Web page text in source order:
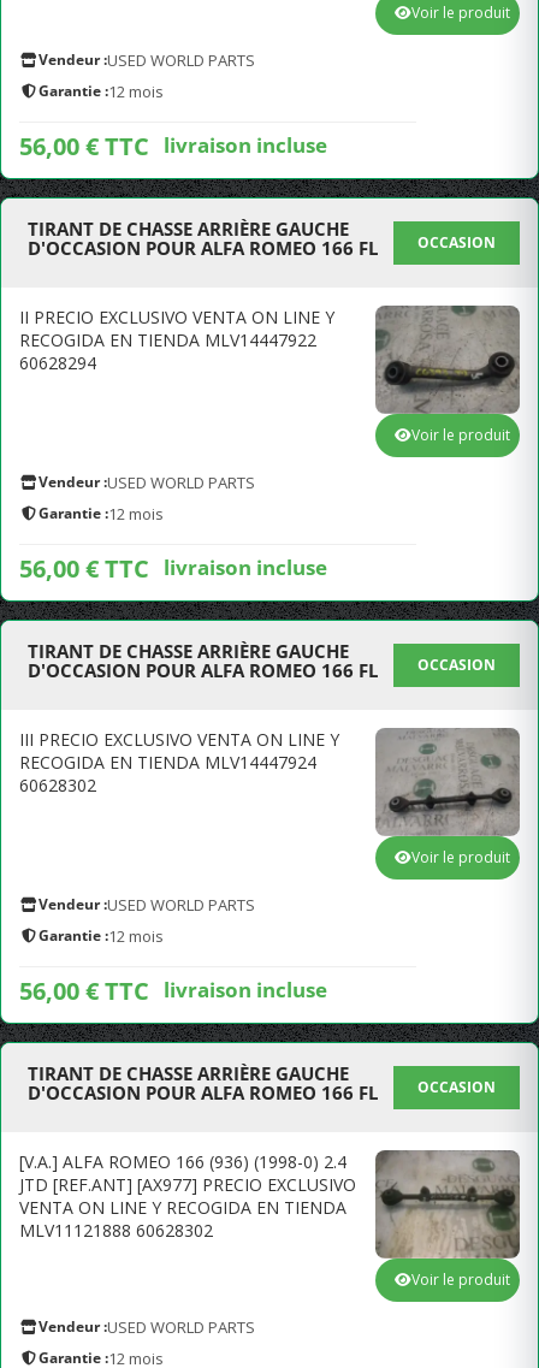
Vendeur :USED WORLD PARTS
Garantie :12 mois
56,00 € TTC livraison incluse
Voir le produit
TIRANT DE CHASSE ARRIÈRE GAUCHE
D'OCCASION POUR ALFA ROMEO 166 FL
OCCASION
II PRECIO EXCLUSIVO VENTA ON LINE Y
RECOGIDA EN TIENDA MLV14447922
60628294
Vendeur :USED WORLD PARTS
Garantie :12 mois
56,00 € TTC livraison incluse
Voir le produit
TIRANT DE CHASSE ARRIÈRE GAUCHE
D'OCCASION POUR ALFA ROMEO 166 FL
OCCASION
III PRECIO EXCLUSIVO VENTA ON LINE Y
RECOGIDA EN TIENDA MLV14447924
60628302
Vendeur :USED WORLD PARTS
Garantie :12 mois
56,00 € TTC livraison incluse
Voir le produit
TIRANT DE CHASSE ARRIÈRE GAUCHE
D'OCCASION POUR ALFA ROMEO 166 FL
OCCASION
[V.A.] ALFA ROMEO 166 (936) (1998-0) 2.4
JTD [REF.ANT] [AX977] PRECIO EXCLUSIVO
VENTA ON LINE Y RECOGIDA EN TIENDA
MLV11121888 60628302
Vendeur :USED WORLD PARTS
Garantie :12 mois
Voir le produit